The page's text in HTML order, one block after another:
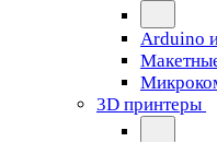
Arduino
3D принтеры